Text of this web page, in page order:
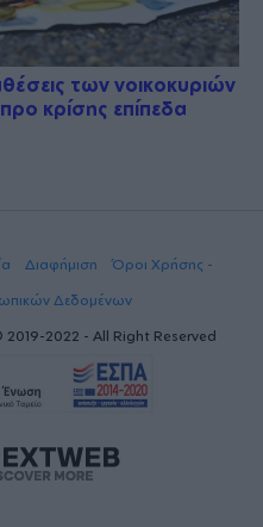
των νοικοκυριών
κρίσης επίπεδα
Διαφήμιση
Όροι Χρήσης -
Δεδομένων
2022 - All Right Reserved